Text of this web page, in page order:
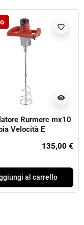
visibility
favorite_border
Rurmerc mx10
Velocità E
135,00 €
al carrello